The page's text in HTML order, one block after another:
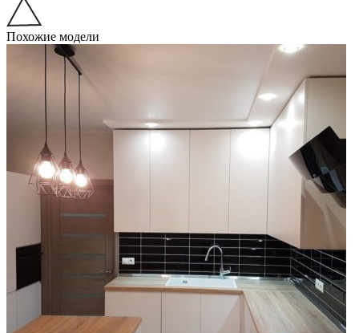
Похожие модели